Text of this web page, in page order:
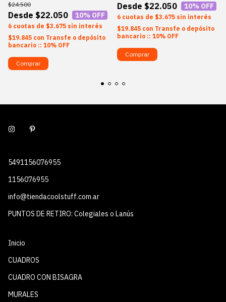
$22.050
$24.500
10% OFF
6 $3.675 sin interés
$19.845 con Transfe o depósito
bancario :: 10% OFF
Comprar
$22.050 10% OFF
6 $3.675 sin interés
$19.845 con Transfe o depósito
bancario :: 10% OFF
Comprar
5491156076955
1156076955
info@tiendacoolstuff.com.ar
PUNTOS DE RETIRO: Colegiales o Lanús
Inicio
CUADROS
CUADRO CON BISAGRA
MURALES